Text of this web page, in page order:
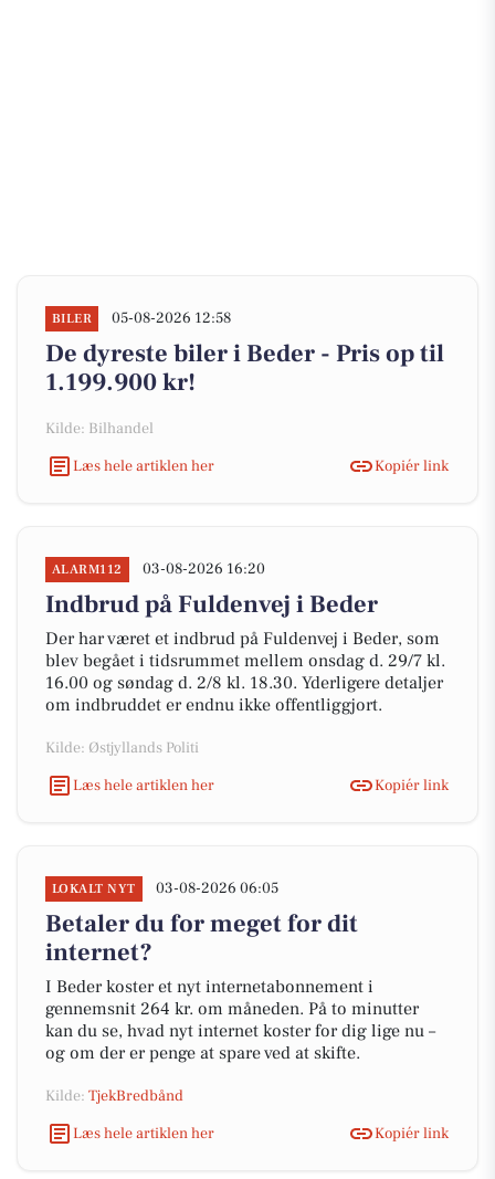
BILER 05-08-2026 12:58
De dyreste biler i Beder - Pris op til
1.199.900 kr!
Kilde: Bilhandel
Læs hele artiklen her
Kopiér link
ALARM112 03-08-2026 16:20
Indbrud på Fuldenvej i Beder
Der har været et indbrud på Fuldenvej i Beder, som
blev begået i tidsrummet mellem onsdag d. 29/7 kl.
16.00 og søndag d. 2/8 kl. 18.30. Yderligere detaljer
om indbruddet er endnu ikke offentliggjort.
Kilde: Østjyllands Politi
Læs hele artiklen her
Kopiér link
LOKALT NYT 03-08-2026 06:05
Betaler du for meget for dit
internet?
I Beder koster et nyt internetabonnement i
gennemsnit 264 kr. om måneden. På to minutter
kan du se, hvad nyt internet koster for dig lige nu –
og om der er penge at spare ved at skifte.
Kilde: TjekBredbånd
Læs hele artiklen her
Kopiér link